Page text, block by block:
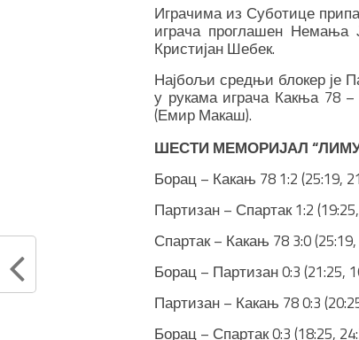
Играчима из Суботице
играча проглашен Немања
Кристијан Шебек.
Најбољи средњи блокер је
у рукама играча Какња 78
(Емир Макаш).
ШЕСТИ МЕМОРИЈАЛ
Борац – Какањ 78 1:2 (25:19,
Партизан – Спартак 1:2
Спартак – Какањ 78 3:0 (25:19,
Борац – Партизан 0:3 (21:25,
Партизан – Какањ 78 0:3
Борац – Спартак 0:3 (18:25,